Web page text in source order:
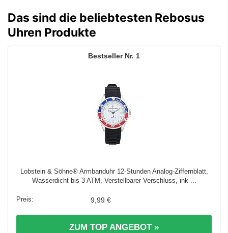
Das sind die beliebtesten Rebosus
Uhren Produkte
1
Lobstein & Söhne® Armbanduhr 12-Stunden Analog-Ziffernblatt,
Wasserdicht bis 3 ATM, Verstellbarer Verschluss, ink ...
9,99 €
ZUM TOP ANGEBOT »